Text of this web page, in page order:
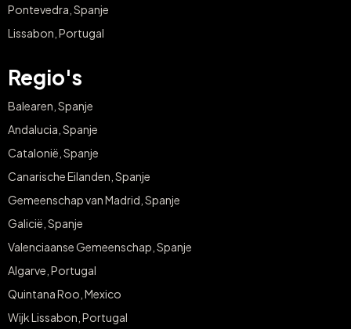
Pontevedra, Spanje
Lissabon, Portugal
Regio's
Balearen, Spanje
Andalucia, Spanje
Catalonië, Spanje
Canarische Eilanden, Spanje
Gemeenschap van Madrid, Spanje
Galicië, Spanje
Valenciaanse Gemeenschap, Spanje
Algarve, Portugal
Quintana Roo, Mexico
Wijk Lissabon, Portugal